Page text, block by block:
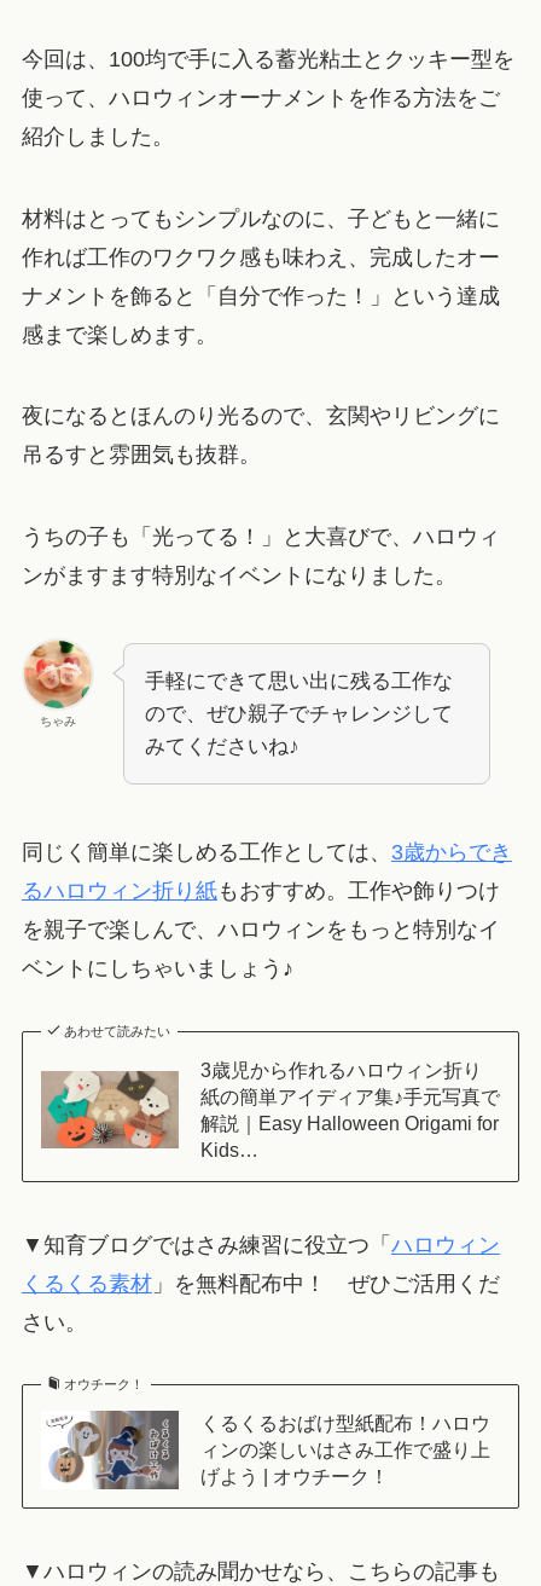
今回は、100均で手に入る蓄光粘土とクッキー型を
使って、ハロウィンオーナメントを作る方法をご
紹介しました。
材料はとってもシンプルなのに、子どもと一緒に
作れば工作のワクワク感も味わえ、完成したオー
ナメントを飾ると「自分で作った！」という達成
感まで楽しめます。
夜になるとほんのり光るので、玄関やリビングに
吊るすと雰囲気も抜群。
うちの子も「光ってる！」と大喜びで、ハロウィ
ンがますます特別なイベントになりました。
ちゃみ
手軽にできて思い出に残る工作な
ので、ぜひ親子でチャレンジして
みてくださいね♪
同じく簡単に楽しめる工作としては、 3歳からでき
るハロウィン折り紙もおすすめ。工作や飾りつけ
を親子で楽しんで、ハロウィンをもっと特別なイ
ベントにしちゃいましょう♪
あわせて読みたい
3歳児から作れるハロウィン折り
紙の簡単アイディア集♪手元写真で
解説｜Easy Halloween Origami for
Kids…
▼知育ブログではさみ練習に役立つ「 ハロウィン
くるくる素材」を無料配布中！ ぜひご活用くだ
さい。
オウチーク！
くるくるおばけ型紙配布！ハロウ
ィンの楽しいはさみ工作で盛り上
げよう | オウチーク！
▼ハロウィンの読み聞かせなら、こちらの記事も